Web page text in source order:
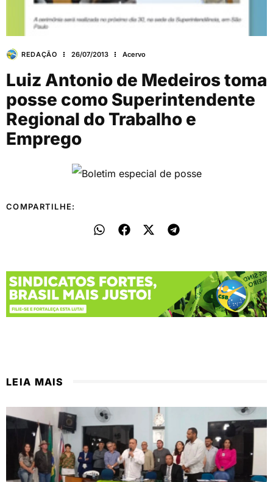
REDAÇÃO 26/07/2013 Acervo
Luiz Antonio de Medeiros toma
posse como Superintendente
Regional do Trabalho e
Emprego
COMPARTILHE:
LEIA MAIS